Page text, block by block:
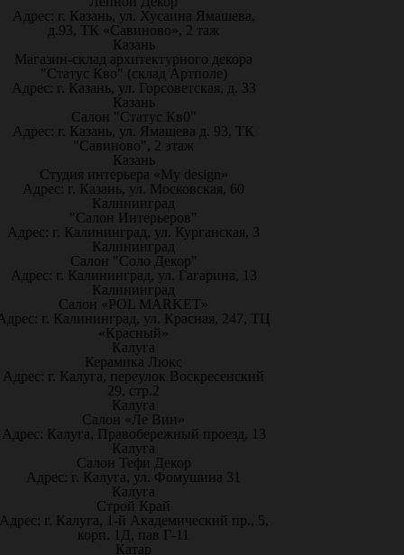
Адрес: г. Казань, ул. Хусаина Ямашева,
д.93, ТК «Савиново», 2 таж
Казань
Магазин-склад архитектурного декора
"Статус Кво" (склад Артполе)
Адрес: г. Казань, ул. Горсоветская, д. 33
Казань
Салон "Статус Кв0"
Адрес: г. Казань, ул. Ямашева д. 93, ТК
"Савиново", 2 этаж
Казань
Студия интерьера «My design»
Адрес: г. Казань, ул. Московская, 60
Калининград
"Салон Интерьеров"
Адрес: г. Калининград, ул. Курганская, 3
Калининград
Салон "Соло Декор"
Адрес: г. Калининград, ул. Гагарина, 13
Калининград
Салон «POL MARKET»
г. Калининград, ул. Красная, 247, ТЦ
«Красный»
Калуга
Керамика Люкс
Адрес: г. Калуга, переулок Воскресенский
29, стр.2
Калуга
Салон «Ле Вин»
Адрес: Калуга, Правобережный проезд, 13
Калуга
Салон Тефи Декор
Адрес: г. Калуга, ул. Фомушина 31
Калуга
Строй Край
г. Калуга, 1-й Академический пр., 5,
корп. 1Д, пав Г-11
Катар